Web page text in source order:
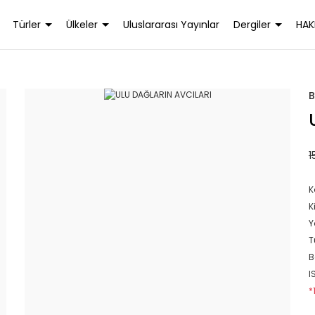
Türler Ülkeler Uluslararası Yayınlar Dergiler